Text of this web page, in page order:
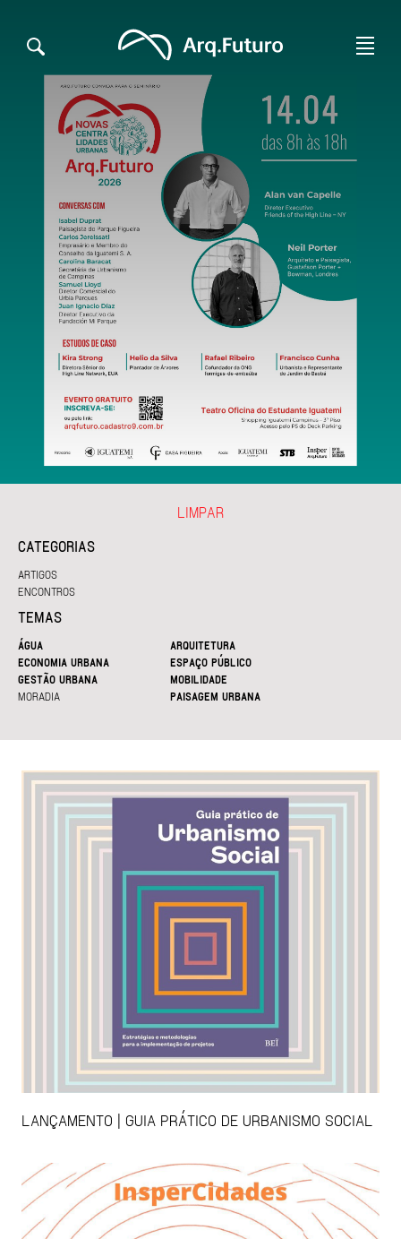
CATEGORIAS
ARTIGOS
ENCONTROS
TEMAS
ÁGUA
ARQUITETURA
ECONOMIA URBANA
ESPAÇO PÚBLICO
GESTÃO URBANA
MOBILIDADE
MORADIA
PAISAGEM URBANA
LIMPAR
LANÇAMENTO | GUIA PRÁTICO DE URBANISMO SOCIAL